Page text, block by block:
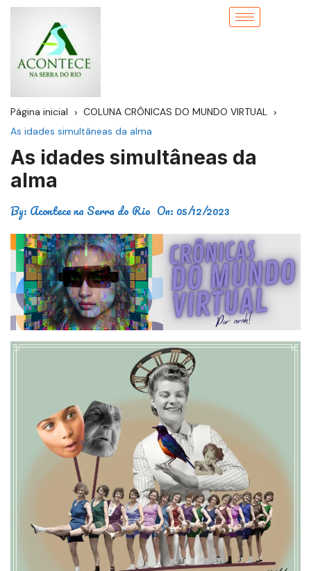
Página inicial
COLUNA CRÔNICAS DO MUNDO VIRTUAL
As idades simultâneas da alma
As idades simultâneas da
alma
By: Acontece na Serra do Rio On: 05/12/2023